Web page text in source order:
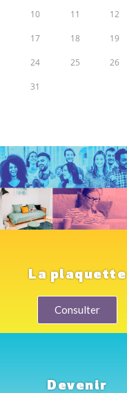
10 11 12
17 18 19
24 25 26
31
La plaquette
Consulter
Devenir